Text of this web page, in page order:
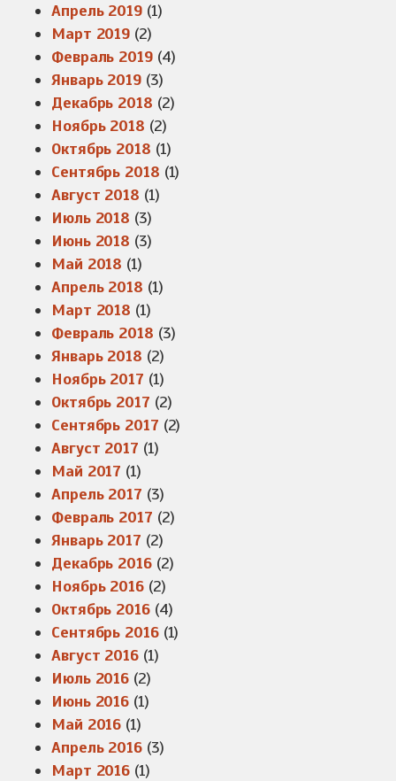
Апрель 2019(1)
Март 2019 (2)
Февраль 2019(4)
Январь 2019(3)
Декабрь 2018 (2)
Ноябрь 2018 (2)
Октябрь 2018 (1)
Сентябрь 2018 (1)
Август 2018 (1)
Июль 2018 (3)
Июнь 2018 (3)
Май 2018 (1)
Апрель 2018 (1)
Март 2018 (1)
Февраль 2018 (3)
Январь 2018 (2)
Ноябрь 2017 (1)
Октябрь 2017 (2)
Сентябрь 2017 (2)
Август 2017 (1)
Май 2017 (1)
Апрель 2017 (3)
Февраль 2017 (2)
Январь 2017 (2)
Декабрь 2016(2)
Ноябрь 2016(2)
Октябрь 2016(4)
Сентябрь 2016(1)
Август 2016(1)
Июль 2016 (2)
Июнь 2016 (1)
Май 2016 (1)
Апрель 2016(3)
Март 2016 (1)